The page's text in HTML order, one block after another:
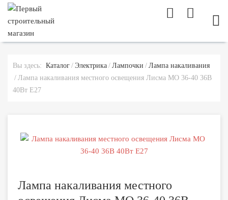
Вы здесь: Каталог Электрика Лампочки
Лампа накаливания
Лампа накаливания местного освещения Лисма МО 36-40 36В
40Вт Е27
Лампа накаливания местного